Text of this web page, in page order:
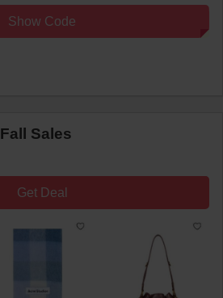
Show Code
Fall Sales
Get Deal